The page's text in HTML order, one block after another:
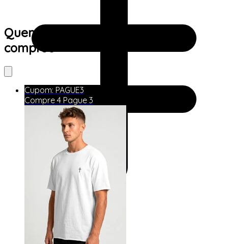
Quem viu este produto também
comprou